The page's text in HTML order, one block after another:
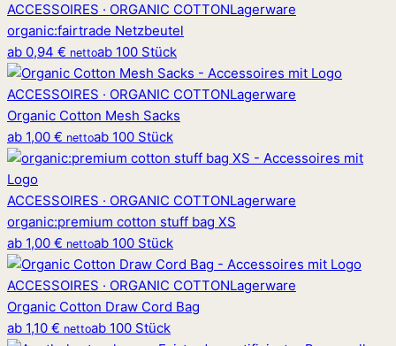
ACCESSOIRES · ORGANIC COTTONLagerware
organic:fairtrade Netzbeutel
ab 0,94 € nettoab 100 Stück
ACCESSOIRES · ORGANIC COTTONLagerware
Organic Cotton Mesh Sacks
ab 1,00 € nettoab 100 Stück
ACCESSOIRES · ORGANIC COTTONLagerware
organic:premium cotton stuff bag XS
ab 1,00 € nettoab 100 Stück
ACCESSOIRES · ORGANIC COTTONLagerware
Organic Cotton Draw Cord Bag
ab 1,10 € nettoab 100 Stück